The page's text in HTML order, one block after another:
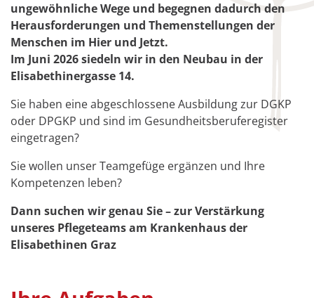
ungewöhnliche Wege und begegnen dadurch den
Herausforderungen und Themenstellungen der
Menschen im Hier und Jetzt.
Im Juni 2026 siedeln wir in den Neubau in der
Elisabethinergasse 14.
Sie haben eine abgeschlossene Ausbildung zur DGKP
oder DPGKP und sind im Gesundheitsberuferegister
eingetragen?
Sie wollen unser Teamgefüge ergänzen und Ihre
Kompetenzen leben?
Dann suchen wir genau Sie – zur Verstärkung
unseres Pflegeteams am Krankenhaus der
Elisabethinen Graz